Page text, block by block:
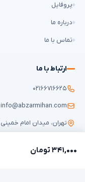
۳۴۱,۰۰۰ تومان
پروفایل
درباره ما
تماس با ما
ارتباط با ما
۰۲۱۶۶۷۱۶۶۲۵
info@abzarmihan.com